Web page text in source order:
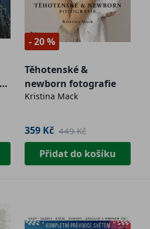
- 20 %
Těhotenské &
newborn fotografie
Kristina Mack
359 Kč 449 Kč
Přidat do košíku